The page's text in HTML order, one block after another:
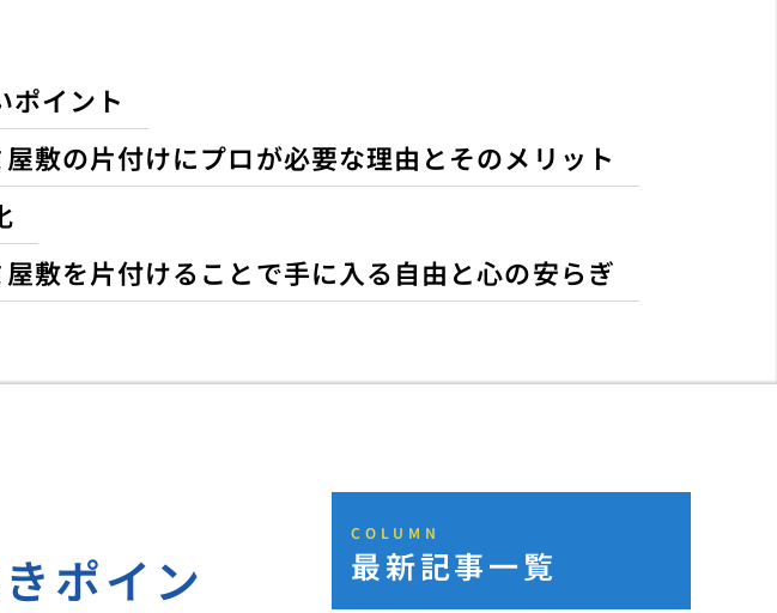
ポイント
屋敷の片付けにプロが必要な理由とそのメリット
屋敷を片付けることで手に入る自由と心の安らぎ
ポイン
COLUMN
最新記事一覧